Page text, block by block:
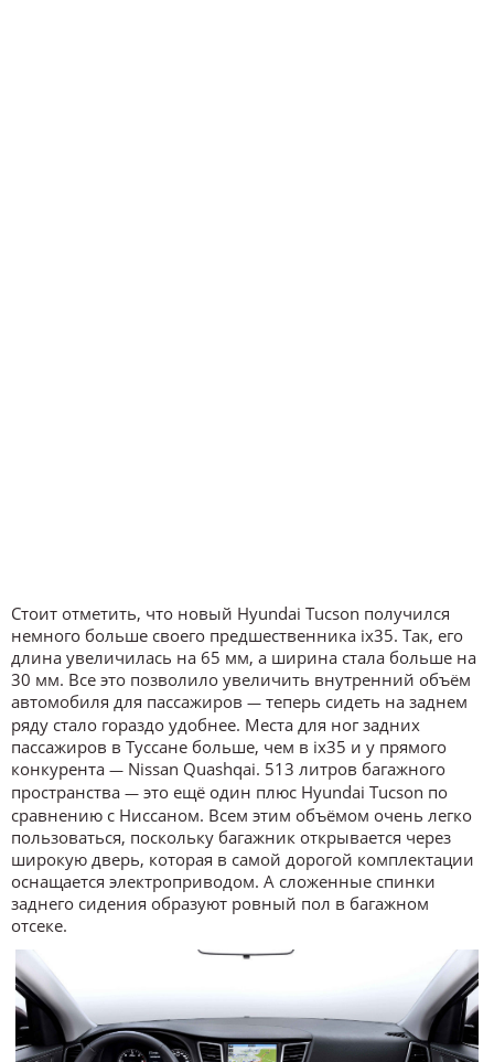
Стоит отметить, что новый Hyundai Tucson получился
немного больше своего предшественника ix35. Так, его
длина увеличилась на 65 мм, а ширина стала больше на
30 мм. Все это позволило увеличить внутренний объём
автомобиля для пассажиров — теперь сидеть на заднем
ряду стало гораздо удобнее. Места для ног задних
пассажиров в Туссане больше, чем в ix35 и у прямого
конкурента — Nissan Quashqai. 513 литров багажного
пространства — это ещё один плюс Hyundai Tucson по
сравнению с Ниссаном. Всем этим объёмом очень легко
пользоваться, поскольку багажник открывается через
широкую дверь, которая в самой дорогой комплектации
оснащается электроприводом. А сложенные спинки
заднего сидения образуют ровный пол в багажном
отсеке.